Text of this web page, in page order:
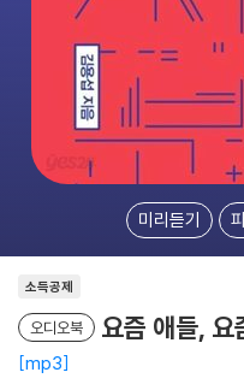
미리듣기
소득공제
오디오북 요즘 애들, 요
mp3